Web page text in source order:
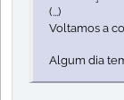
(...)
Voltamos a
Algum dia